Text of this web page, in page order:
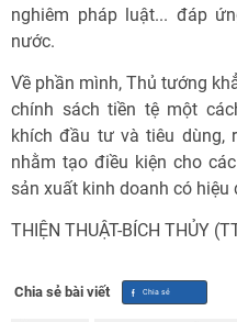
nghiêm pháp luật... đáp
nước.
Về phần mình, Thủ tướng
chính sách tiền tệ một
khích đầu tư và tiêu dùng,
nhằm tạo điều kiện cho
sản xuất kinh doanh có hiệu
THIỆN THUẬT-BÍCH THỦY
Chia sẻ bài viết